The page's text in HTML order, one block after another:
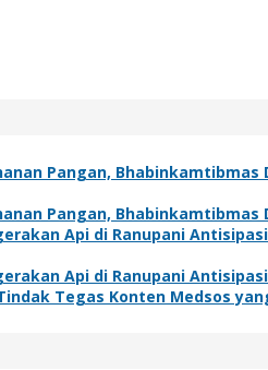
Pangan, Bhabinkamtibmas
Pangan, Bhabinkamtibmas
Api di Ranupani
Api di Ranupani
Tegas Konten Medsos